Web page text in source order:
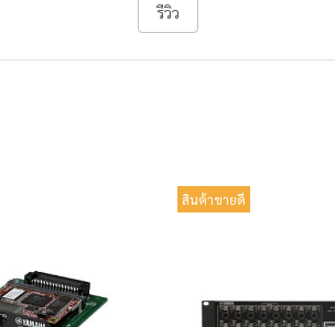
รีวิว
สินค้าขายดี